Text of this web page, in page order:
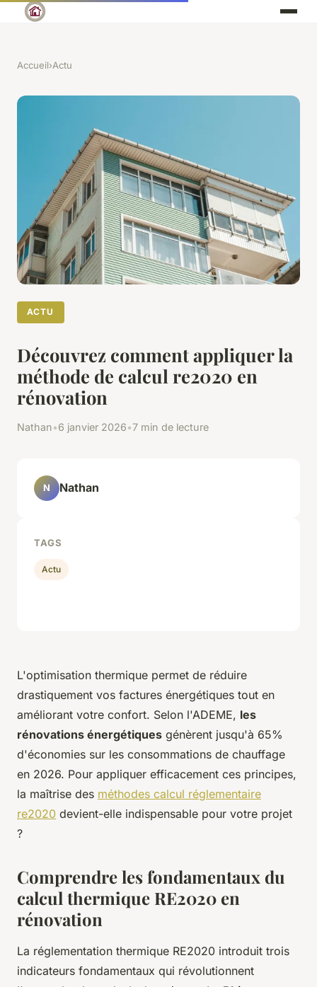
Accueil›Actu
ACTU
Découvrez comment appliquer la
méthode de calcul re2020 en
rénovation
Nathan•6 janvier 2026•7 min de lecture
L'optimisation thermique permet de réduire
drastiquement vos factures énergétiques tout en
améliorant votre confort. Selon l'ADEME, les
rénovations énergétiques génèrent jusqu'à 65%
d'économies sur les consommations de chauffage
en 2026. Pour appliquer efficacement ces principes,
la maîtrise des méthodes calcul réglementaire
re2020 devient-elle indispensable pour votre projet
?
Comprendre les fondamentaux du
calcul thermique RE2020 en
rénovation
La réglementation thermique RE2020 introduit trois
indicateurs fondamentaux qui révolutionnent
N Nathan
TAGS
Actu